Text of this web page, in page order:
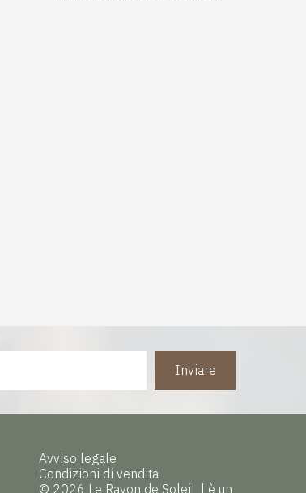
Inviare
Avviso legale
Condizioni di vendita
© 2026 Le Rayon de Soleil | è un